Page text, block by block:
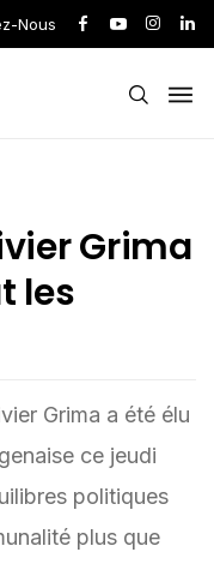
Nous
Grima
les
Grima a été élu
ce jeudi
politiques
plus que